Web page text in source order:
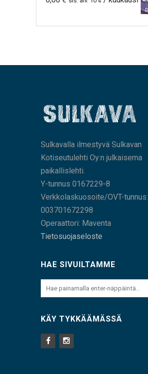
Sulkavalla ilmestyvä Sulkavan
Kotiseutulehti Oy:n julkaisema
paikallislehti.
Y-tunnus 0167229-8
Verkkolaskuosoite/OVT-tunnus:
003701672298
Operaattori: Maventa
Tietosuojaseloste
HAE SIVUILTAMME
KÄY TYKKÄÄMÄSSÄ